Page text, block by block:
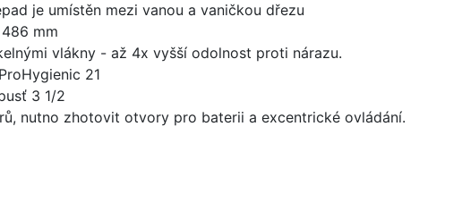
je umístěn mezi vanou a vaničkou dřezu
mm
vlákny - až 4x vyšší odolnost proti nárazu.
21
3 1/2
nutno zhotovit otvory pro baterii a excentrické ovládání.